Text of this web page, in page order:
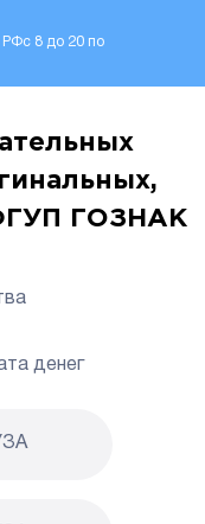
РФс 8 до 20 по
ГОЗНАК
денег